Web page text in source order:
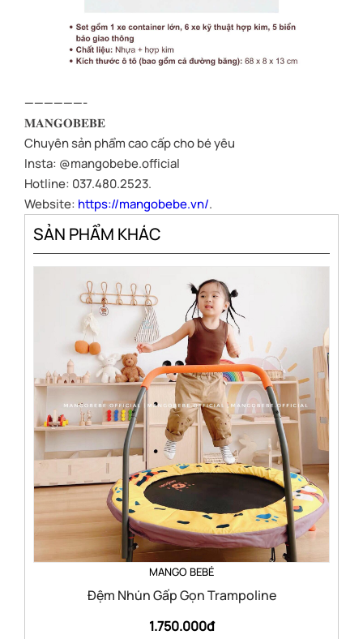
——————-
𝐌𝐀𝐍𝐆𝐎𝐁𝐄𝐁𝐄
Chuyên sản phẩm cao cấp cho bé yêu
Insta: @mangobebe.official
Hotline: 037.480.2523.
Website: https://mangobebe.vn/.
SẢN PHẨM KHÁC
MANGO BEBÉ
Đệm Nhún Gấp Gọn Trampoline
1.750.000đ